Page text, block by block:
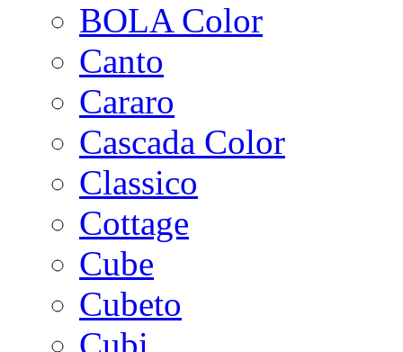
BOLA Color
Canto
Cararo
Cascada Color
Classico
Cottage
Cube
Cubeto